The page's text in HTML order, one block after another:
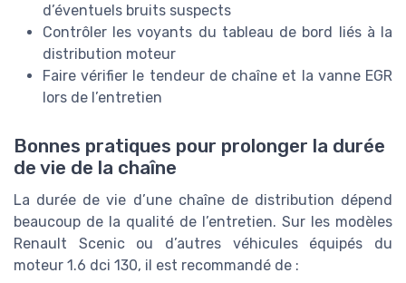
d’éventuels bruits suspects
Contrôler les voyants du tableau de bord liés à la
distribution moteur
Faire vérifier le tendeur de chaîne et la vanne EGR
lors de l’entretien
Bonnes pratiques pour prolonger la durée
de vie de la chaîne
La durée de vie d’une chaîne de distribution dépend
beaucoup de la qualité de l’entretien. Sur les modèles
Renault Scenic ou d’autres véhicules équipés du
moteur 1.6 dci 130, il est recommandé de :